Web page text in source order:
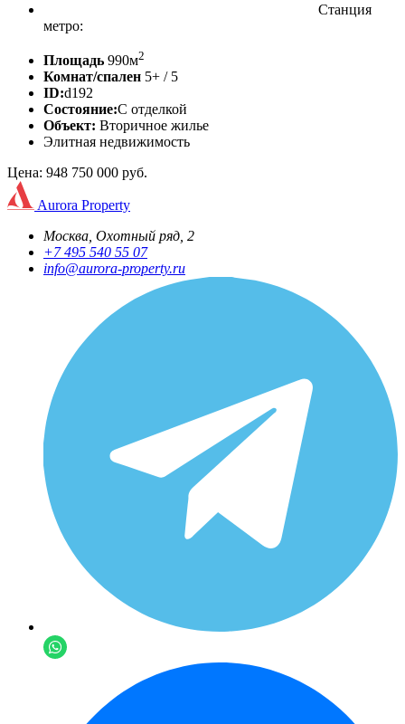
Станция
метро:
Площадь 990м2
Комнат/спален 5+ / 5
ID:d192
Состояние:С отделкой
Объект: Вторичное жилье
Элитная недвижимость
Цена: 948 750 000 руб.
Aurora Property
Москва, Охотный ряд, 2
+7 495 540 55 07
info@aurora-property.ru